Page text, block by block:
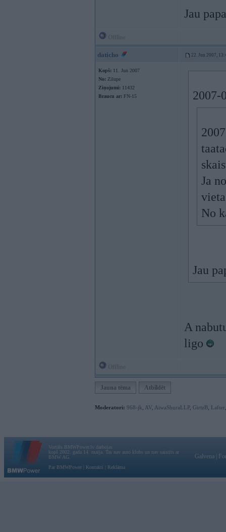
Jau
daticho 22. Jun 2007,
Kopš: 11. Jun 2007
No: Zilupe
Ziņojumi: 11432
Braucu ar: FN-15 2007-
Ja
No
Jau
A
ligo
Jauna tēma Atbildēt
Moderatori: 968-jk AV AiwaShuraLLP, GirtzB Lafter
Vortāls BMWPower.lv darbojas
kopš 2002. gada 14. maija. Tas nav auto klubs un nav saistīts ar
BMW AG.
Par BMWPower
Kontakti Reklāma
Galvena